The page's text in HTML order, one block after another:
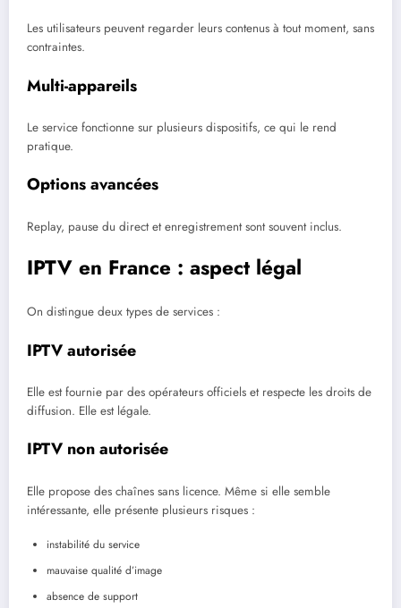
Les utilisateurs peuvent regarder leurs contenus à tout moment, sans
contraintes.
Multi-appareils
Le service fonctionne sur plusieurs dispositifs, ce qui le rend
pratique.
Options avancées
Replay, pause du direct et enregistrement sont souvent inclus.
IPTV en France : aspect légal
On distingue deux types de services :
IPTV autorisée
Elle est fournie par des opérateurs officiels et respecte les droits de
diffusion. Elle est légale.
IPTV non autorisée
Elle propose des chaînes sans licence. Même si elle semble
intéressante, elle présente plusieurs risques :
instabilité du service
mauvaise qualité d’image
absence de support